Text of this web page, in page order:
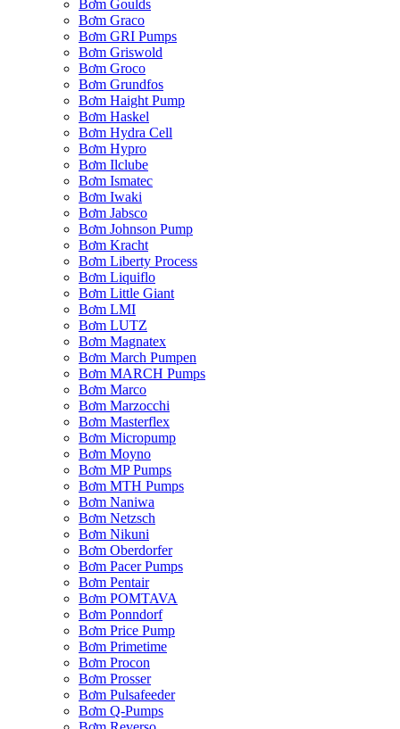
Bơm Goulds
Bơm Graco
Bơm GRI Pumps
Bơm Griswold
Bơm Groco
Bơm Grundfos
Bơm Haight Pump
Bơm Haskel
Bơm Hydra Cell
Bơm Hypro
Bơm Ilclube
Bơm Ismatec
Bơm Iwaki
Bơm Jabsco
Bơm Johnson Pump
Bơm Kracht
Bơm Liberty Process
Bơm Liquiflo
Bơm Little Giant
Bơm LMI
Bơm LUTZ
Bơm Magnatex
Bơm March Pumpen
Bơm MARCH Pumps
Bơm Marco
Bơm Marzocchi
Bơm Masterflex
Bơm Micropump
Bơm Moyno
Bơm MP Pumps
Bơm MTH Pumps
Bơm Naniwa
Bơm Netzsch
Bơm Nikuni
Bơm Oberdorfer
Bơm Pacer Pumps
Bơm Pentair
Bơm POMTAVA
Bơm Ponndorf
Bơm Price Pump
Bơm Primetime
Bơm Procon
Bơm Prosser
Bơm Pulsafeeder
Bơm Q-Pumps